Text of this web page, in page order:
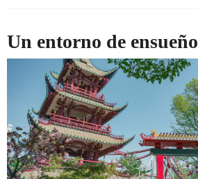
Un entorno de ensueño